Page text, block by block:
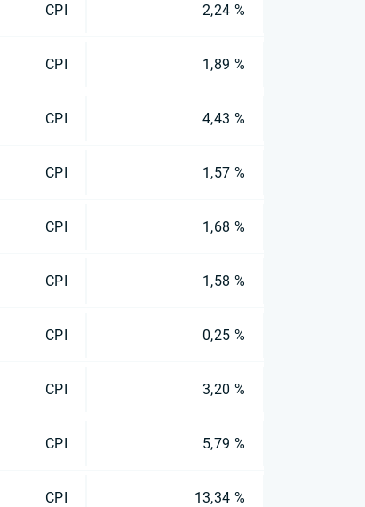
CPI 2,24 %
CPI 1,89 %
CPI 4,43 %
CPI 1,57 %
CPI 1,68 %
CPI 1,58 %
CPI 0,25 %
CPI 3,20 %
CPI 5,79 %
CPI 13,34 %